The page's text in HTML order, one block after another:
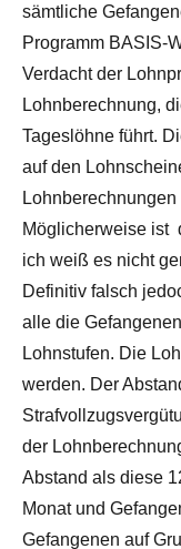
sämtliche
Programm BASIS-
Verdacht der
Lohnberechnung,
Tageslöhne führt.
auf den
Möglicherweise ist
ich weiß es nicht
Definitiv falsch
alle die
Lohnstufen. Die
werden. Der
der
Abstand als diese
Monat und
Gefangenen auf